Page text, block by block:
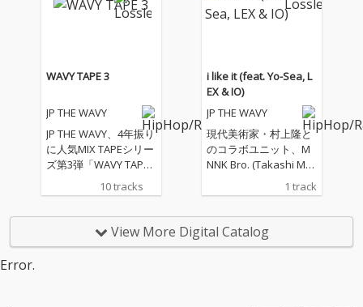
スタークラブは今年
トが『#トライブ - 族』
した！ そして、Reebo
モデル「ZOKU RUNNE
R(ゾクランナー)」が全
面タイアップ！ 本MV
では新作カラーとなる
アパレルの提供も受け
ub HARLEM 20周年」
を祝うにふさわしい内
PE 2』から約4年。JP T
HE WAVYによる人気MI
リリースが発表となっ
た。 本作には、Benjaz
zy、Issei Uno Fifth、A
wich、LEX、Sik-K（韓
国）に加え、初コラボ
となるKaneeeといっ
た、シーンを牽引する
数参加。 またプロデュ
気・実力を兼ね備えた
プロデューサーが集
WAVY TAPE 3
JP THE WAVY
JP THE WAVY、4年振り
に人気MIX TAPEシリー
ズ第3弾「WAVY TAPE
3」リリースを発表。
客演はAwich、Benjazz
ラッパーが参加。 大ヒ
ット曲「WAVEBODY」
10 tracks
i like it (feat. Yo-Sea, L
EX & IO)
JP THE WAVY
現代美術家・村上隆と
のコラボユニット、M
NNK Bro. (Takashi Mur
akami & JP THE WAV
Y）としての活動も話
夏の終わりを感じさせ
るJP THE WAVY名義と
1 track
View More Digital Catalog
Error.